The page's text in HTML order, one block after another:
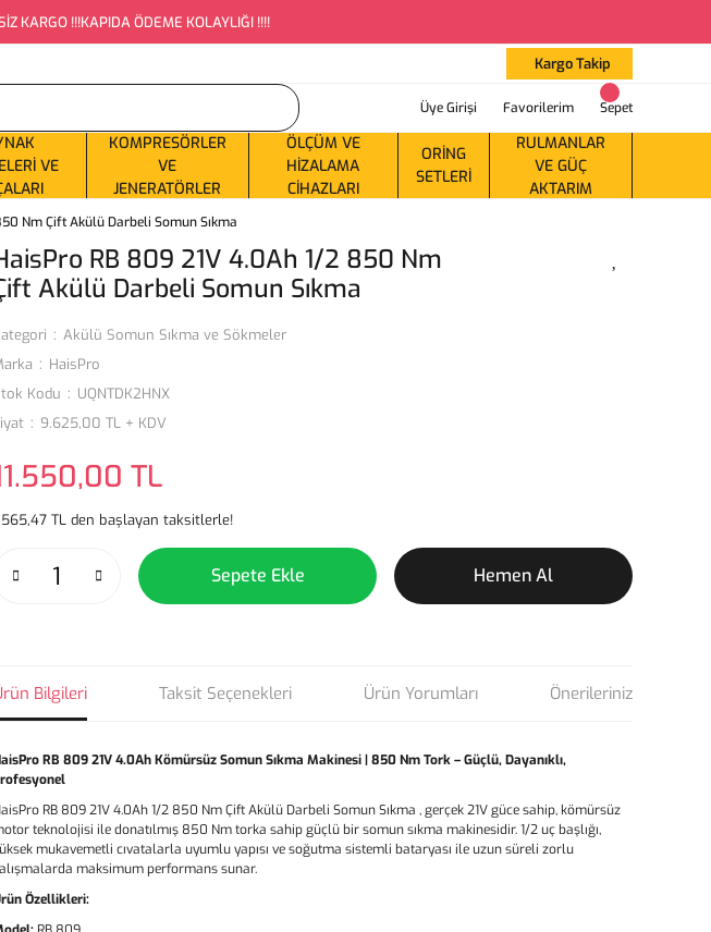
KARGO !!!KAPIDA ÖDEME KOLAYLIĞI !!!!
Kargo Takip
Üye Girişi Favorilerim Sepet
VE
KOMPRESÖRLER
VE
JENERATÖRLER
ÖLÇÜM VE
HIZALAMA
CIHAZLARI
ORING
SETLERI
RULMANLAR
VE GÜÇ
AKTARIM
Nm Çift Akülü Darbeli Somun Sıkma
RB 809 21V 4.0Ah 1/2 850 Nm
Akülü Darbeli Somun Sıkma
Akülü Somun Sıkma ve Sökmeler
HaisPro
Kodu
UQNTDK2HNX
9.625,00 TL + KDV
TL
TL den başlayan taksitlerle!
Sepete Ekle Hemen Al
Bilgileri Taksit Seçenekleri Ürün Yorumları Önerileriniz
RB 809 21V 4.0Ah Kömürsüz Somun Sıkma Makinesi | 850 Nm Tork – Güçlü, Dayanıklı,
RB 809 21V 4.0Ah 1/2 850 Nm Çift Akülü Darbeli Somun Sıkma , gerçek 21V güce sahip, kömürsüz
teknolojisi ile donatılmış 850 Nm torka sahip güçlü bir somun sıkma makinesidir. 1/2 uç başlığı,
mukavemetli cıvatalarla uyumlu yapısı ve soğutma sistemli bataryası ile uzun süreli zorlu
maksimum performans sunar.
Özellikleri: